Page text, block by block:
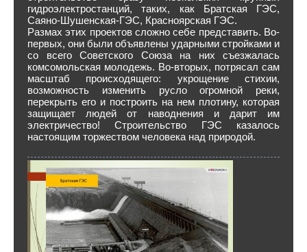
гидроэлектростанций, таких, как Братская ГЭС,
Саяно-Шушенская-ГЭС, Красноярская ГЭС.
Размах этих проектов сложно себе представить. Во-
первых, они были объявлены ударными стройками и
со всего Советского Союза на них съезжалась
комсомольская молодежь. Во-вторых, потрясал сам
масштаб происходящего: укрощение стихии,
возможность изменить русло огромной реки,
перекрыть его и построить на нем плотину, которая
защищает людей от наводнения и дарит им
электричество! Строительство ГЭС казалось
настоящим торжеством человека над природой.